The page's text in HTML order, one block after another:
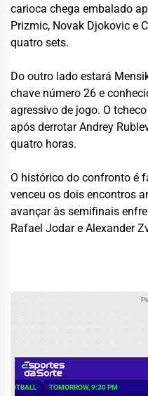
carioca chega embalado
Prizmic, Novak Djokovic e
quatro sets.
Do outro lado estará
chave número 26 e
agressivo de jogo. O
após derrotar Andrey
quatro horas.
O histórico do confronto é
venceu os dois encontros
avançar às semifinais
Rafael Jodar e Alexander